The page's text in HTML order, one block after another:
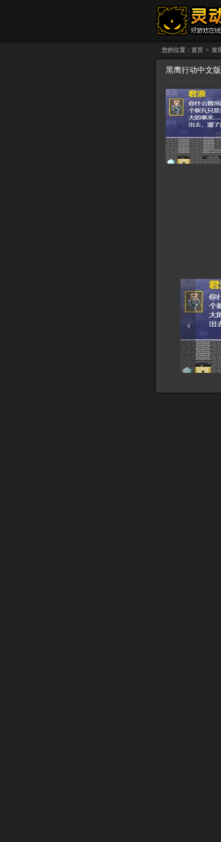
您的位置： 首页 > 发
黑鹰行动中文版